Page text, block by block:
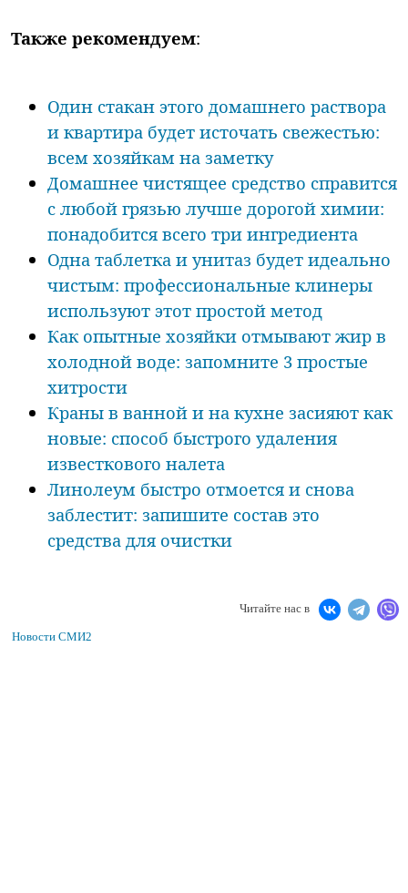
Также рекомендуем:
Один стакан этого домашнего раствора
и квартира будет источать свежестью:
всем хозяйкам на заметку
Домашнее чистящее средство справится
с любой грязью лучше дорогой химии:
понадобится всего три ингредиента
Одна таблетка и унитаз будет идеально
чистым: профессиональные клинеры
используют этот простой метод
Как опытные хозяйки отмывают жир в
холодной воде: запомните 3 простые
хитрости
Краны в ванной и на кухне засияют как
новые: способ быстрого удаления
известкового налета
Линолеум быстро отмоется и снова
заблестит: запишите состав это
средства для очистки
Читайте нас в
Новости СМИ2